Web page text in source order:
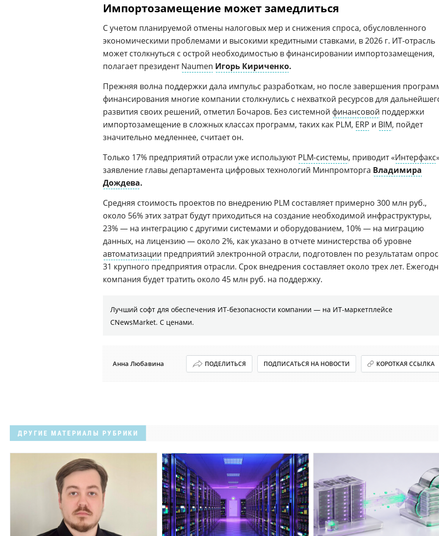
Импортозамещение может замедлиться
С учетом планируемой отмены налоговых мер и снижения спроса, обусловленного
экономическими проблемами и высокими кредитными ставками, в 2026 г. ИT-отрасль
может столкнуться с острой необходимостью в финансировании импортозамещения,
полагает президентNaumen Игорь Кириченко.
Прежняя волна поддержки дала импульс разработкам, но после завершения
финансирования многие компании столкнулись с нехваткой ресурсов для
развития своих решений, отметил Бочаров. Без системной финансовой поддержки
импортозамещение в сложных классах программ, таких как PLM, ERP и BIM, пойдет
значительно медленнее, считает он.
Только 17% предприятий отрасли уже используютPLM-системы, приводит «Интерфакс
заявление главы департамента цифровых технологий Минпромторга Владимира
Дождева.
Средняя стоимость проектов по внедрению PLM составляет примерно 300 млн руб.,
около 56% этих затрат будут приходиться на создание необходимой инфраструктуры,
23% — на интеграцию с другими системами и оборудованием, 10% — на миграцию
данных, на лицензию — около 2%, как указано в отчете министерства об уровне
автоматизации предприятий электронной отрасли, подготовлен по результатам
31 крупного предприятия отрасли. Срок внедрения составляет около трех лет.
компания будет тратить около 45 млн руб. на поддержку.
Лучший софт для обеспечения ИТ-безопасности компании ― на ИТ-маркетплейсе
CNewsMarket. С ценами.
Анна Любавина ПОДЕЛИТЬСЯ ПОДПИСАТЬСЯ НА НОВОСТИ КОРОТКАЯ ССЫЛКА
ДРУГИЕ МАТЕРИАЛЫ РУБРИКИ